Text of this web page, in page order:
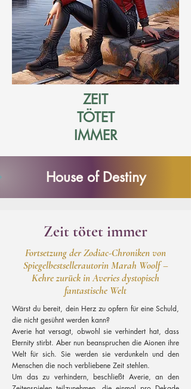
ZEIT
TÖTET
IMMER
House of Destiny
Zeit tötet immer
Fortsetzung der Zodiac-Chroniken von
Spiegelbestsellerautorin Marah Woolf –
Kehre zurück in Averies dystopisch
fantastische Welt
Wärst du bereit, dein Herz zu opfern für eine Schuld,
die nicht gesühnt werden kann?
Averie hat versagt, obwohl sie verhindert hat, dass
Eternity stirbt. Aber nun beanspruchen die Aionen ihre
Welt für sich. Sie werden sie verdunkeln und den
Menschen die noch verbliebene Zeit stehlen.
Um das zu verhindern, beschließt Averie, an den